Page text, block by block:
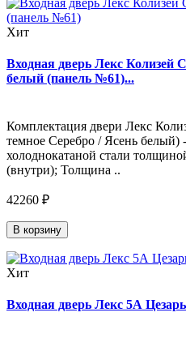
Хит
Входная дверь Лекс Колизей
белый (панель №61)...
Комплектация двери Лекс
темное Серебро / Ясень белый)
холоднокатаной стали
(внутри); Толщина ..
42260 ₽
В корзину
Хит
Входная дверь Лекс 5А